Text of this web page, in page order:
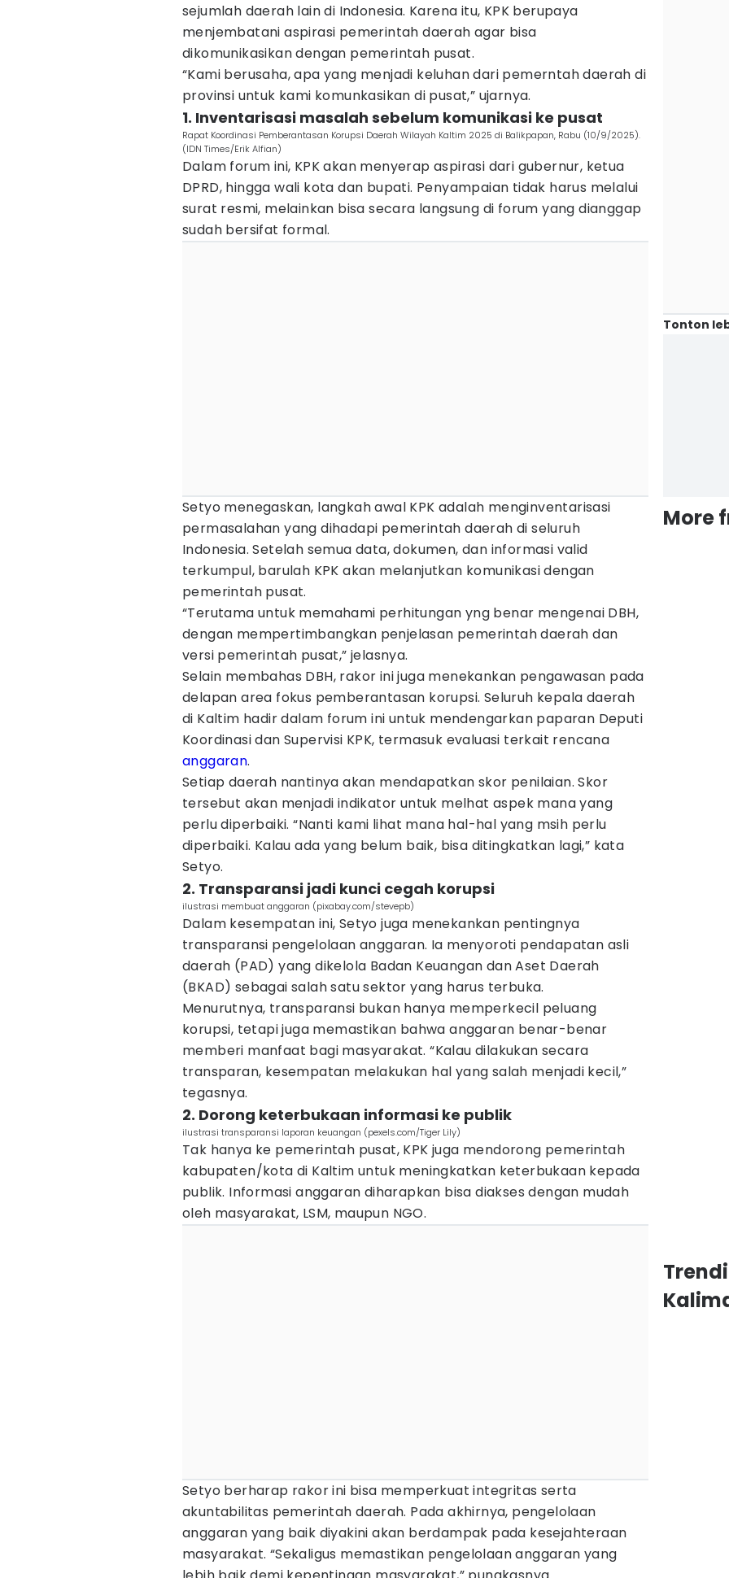
sejumlah daerah lain di Indonesia. Karena itu, KPK berupaya
menjembatani aspirasi pemerintah daerah agar bisa
dikomunikasikan dengan pemerintah pusat.
“Kami berusaha, apa yang menjadi keluhan dari pemerntah daerah di
provinsi untuk kami komunkasikan di pusat,” ujarnya.
1. Inventarisasi masalah sebelum komunikasi ke pusat
Rapat Koordinasi Pemberantasan Korupsi Daerah Wilayah Kaltim 2025 di Balikpapan, Rabu (10/9/2025).
(IDN Times/Erik Alfian)
Dalam forum ini, KPK akan menyerap aspirasi dari gubernur, ketua
DPRD, hingga wali kota dan bupati. Penyampaian tidak harus melalui
surat resmi, melainkan bisa secara langsung di forum yang dianggap
sudah bersifat formal.
Setyo menegaskan, langkah awal KPK adalah menginventarisasi
permasalahan yang dihadapi pemerintah daerah di seluruh
Indonesia. Setelah semua data, dokumen, dan informasi valid
terkumpul, barulah KPK akan melanjutkan komunikasi dengan
pemerintah pusat.
“Terutama untuk memahami perhitungan yng benar mengenai DBH,
dengan mempertimbangkan penjelasan pemerintah daerah dan
versi pemerintah pusat,” jelasnya.
Selain membahas DBH, rakor ini juga menekankan pengawasan pada
delapan area fokus pemberantasan korupsi. Seluruh kepala daerah
di Kaltim hadir dalam forum ini untuk mendengarkan paparan Deputi
Koordinasi dan Supervisi KPK, termasuk evaluasi terkait rencana
anggaran.
Setiap daerah nantinya akan mendapatkan skor penilaian. Skor
tersebut akan menjadi indikator untuk melhat aspek mana yang
perlu diperbaiki. “Nanti kami lihat mana hal-hal yang msih perlu
diperbaiki. Kalau ada yang belum baik, bisa ditingkatkan lagi,” kata
Setyo.
2. Transparansi jadi kunci cegah korupsi
ilustrasi membuat anggaran (pixabay.com/stevepb)
Dalam kesempatan ini, Setyo juga menekankan pentingnya
transparansi pengelolaan anggaran. Ia menyoroti pendapatan asli
daerah (PAD) yang dikelola Badan Keuangan dan Aset Daerah
(BKAD) sebagai salah satu sektor yang harus terbuka.
Menurutnya, transparansi bukan hanya memperkecil peluang
korupsi, tetapi juga memastikan bahwa anggaran benar-benar
memberi manfaat bagi masyarakat. “Kalau dilakukan secara
transparan, kesempatan melakukan hal yang salah menjadi kecil,”
tegasnya.
2. Dorong keterbukaan informasi ke publik
ilustrasi transparansi laporan keuangan (pexels.com/Tiger Lily)
Tak hanya ke pemerintah pusat, KPK juga mendorong pemerintah
kabupaten/kota di Kaltim untuk meningkatkan keterbukaan kepada
publik. Informasi anggaran diharapkan bisa diakses dengan mudah
oleh masyarakat, LSM, maupun NGO.
Setyo berharap rakor ini bisa memperkuat integritas serta
akuntabilitas pemerintah daerah. Pada akhirnya, pengelolaan
anggaran yang baik diyakini akan berdampak pada kesejahteraan
masyarakat. “Sekaligus memastikan pengelolaan anggaran yang
Tonton
More